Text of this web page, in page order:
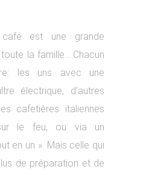
est une grande
la famille… Chacun
les uns avec une
électrique, d’autres
cafetières italiennes
le feu, ou via un
en un ». Mais celle qui
de préparation et de